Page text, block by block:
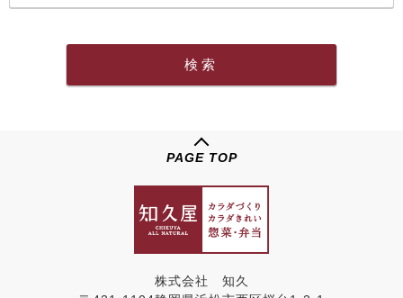
PAGE TOP
株式会社 知久